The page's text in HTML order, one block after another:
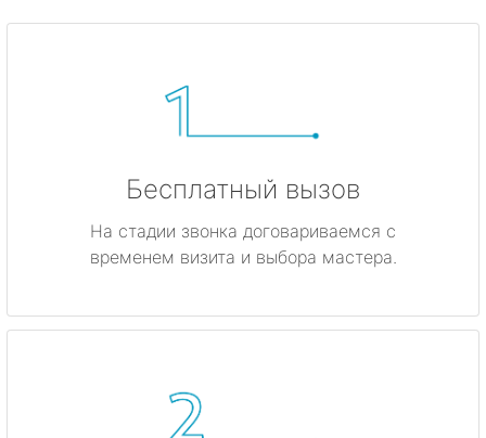
Бесплатный вызов
На стадии звонка договариваемся с
временем визита и выбора мастера.